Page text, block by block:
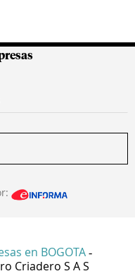
en BOGOTA -
Criadero S A S